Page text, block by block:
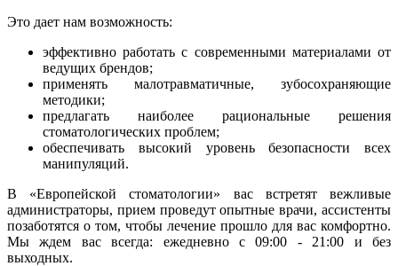
Это дает нам возможность:
эффективно работать с современными материалами от
ведущих брендов;
применять малотравматичные, зубосохраняющие
методики;
предлагать наиболее рациональные решения
стоматологических проблем;
обеспечивать высокий уровень безопасности всех
манипуляций.
В «Европейской стоматологии» вас встретят вежливые
администраторы, прием проведут опытные врачи, ассистенты
позаботятся о том, чтобы лечение прошло для вас комфортно.
Мы ждем вас всегда: ежедневно с 09:00 - 21:00 и без
выходных.